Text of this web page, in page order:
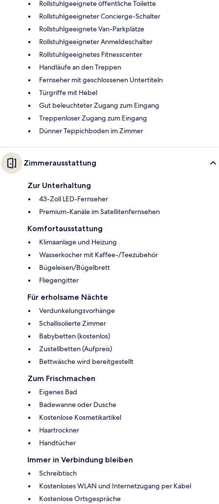
Rollstuhlgeeignete öffentliche Toilette
Rollstuhlgeeigneter Concierge-Schalter
Rollstuhlgeeignete Van-Parkplätze
Rollstuhlgeeigneter Anmeldeschalter
Rollstuhlgeeignetes Fitnesscenter
Handläufe an den Treppen
Fernseher mit geschlossenen Untertiteln
Türgriffe mit Hebel
Gut beleuchteter Zugang zum Eingang
Treppenloser Zugang zum Eingang
Dünner Teppichboden im Zimmer
Zimmerausstattung
Zur Unterhaltung
43-Zoll LED-Fernseher
Premium-Kanäle im Satellitenfernsehen
Komfortausstattung
Klimaanlage und Heizung
Wasserkocher mit Kaffee-/Teezubehör
Bügeleisen/Bügelbrett
Fliegengitter
Für erholsame Nächte
Verdunkelungsvorhänge
Schallisolierte Zimmer
Babybetten (kostenlos)
Zustellbetten (Aufpreis)
Bettwäsche wird bereitgestellt
Zum Frischmachen
Eigenes Bad
Badewanne oder Dusche
Kostenlose Kosmetikartikel
Haartrockner
Handtücher
Immer in Verbindung bleiben
Schreibtisch
Kostenloses WLAN und Internetzugang per Kabel
Kostenlose Ortsgespräche